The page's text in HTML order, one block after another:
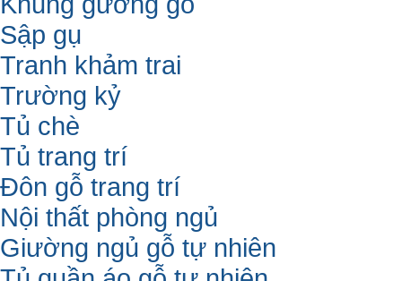
Sập gụ
Tranh khảm trai
Trường kỷ
Tủ chè
Tủ trang trí
Đôn gỗ trang trí
Nội thất phòng ngủ
Giường ngủ gỗ tự nhiên